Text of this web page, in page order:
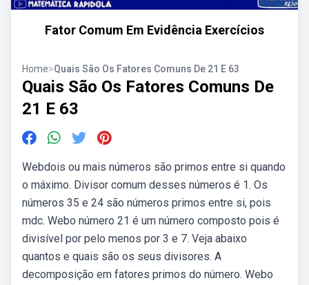
Fator Comum Em Evidência Exercícios
Home>Quais São Os Fatores Comuns De 21 E 63
Quais São Os Fatores Comuns De
21 E 63
Webdois ou mais números são primos entre si quando
o máximo. Divisor comum desses números é 1. Os
números 35 e 24 são números primos entre si, pois
mdc. Webo número 21 é um número composto pois é
divisível por pelo menos por 3 e 7. Veja abaixo
quantos e quais são os seus divisores. A
decomposição em fatores primos do número. Webo